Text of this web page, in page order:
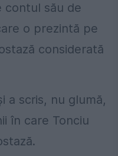
contul său de
o prezintă pe
considerată
a scris, nu glumă,
în care Tonciu